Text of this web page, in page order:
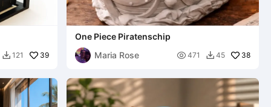
 121 39
One Piece Piratenschip
Maria Rose
 471  45 38